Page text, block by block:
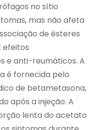
no sítio
mas não afeta
de ésteres
efeitos
e anti-reumáticos. A
é fornecida pelo
de betametasona,
após a injeção. A
lenta do acetato